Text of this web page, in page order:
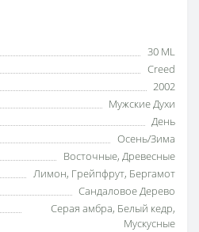
30 ML
Creed
2002
Мужские Духи
День
Осень/Зима
Восточные, Древесные
Лимон, Грейпфрут, Бергамот
Сандаловое Дерево
Серая амбра, Белый кедр,
Мускусные